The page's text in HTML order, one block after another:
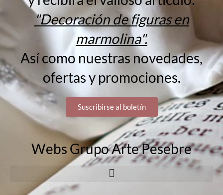
"Decoración de figuras en
marmolina".
Así como nuestras novedades,
ofertas y promociones.
Suscribirse al boletín
Webs Grupo Arte Pesebre